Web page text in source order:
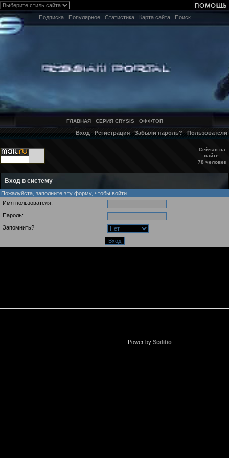
Подписка Популярное Статистика Карта сайта Поиск
ГЛАВНАЯ СЕРИЯ CRYSIS ОФФТОП
Вход Регистрация Забыли пароль? Пользователи
Сейчас на
сайте:
78 человек
Вход в систему
Пожалуйста, заполните эту форму, чтобы войти
Имя пользователя:
Пароль:
Запомнить?
Power by Seditio